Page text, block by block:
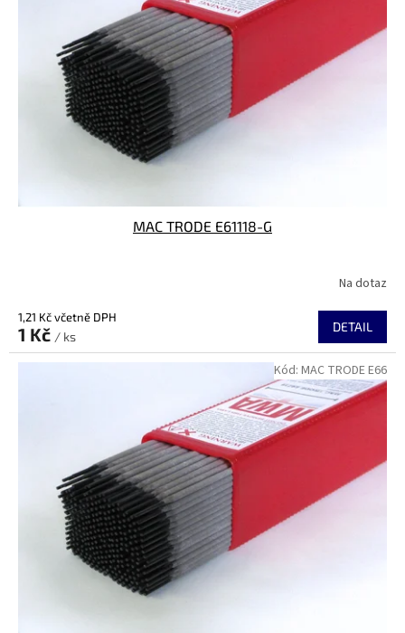
MAC TRODE E61118-G
Na dotaz
1,21 Kč včetně DPH
1 Kč / ks
DETAIL
Kód: MAC TRODE E66